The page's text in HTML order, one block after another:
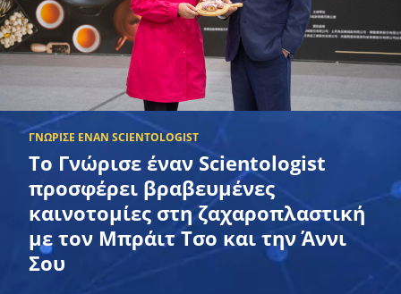
Το Γνώρισε έναν Scientologist
προσφέρει βραβευμένες
καινοτομίες στη ζαχαροπλαστική
με τον Μπράιτ Τσο και την Άννι
Σου